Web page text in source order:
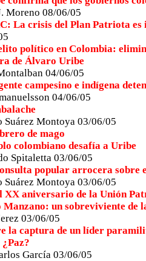
Moreno 08/06/05
La crisis del Plan Patriota
político en Colombia:
de Álvaro Uribe
04/06/05
campesino e indígena
04/06/05
Suárez Montoya 03/06/05
de mago
colombiano desafía a Uribe
Spitaletta 03/06/05
popular arrocera sobre
Suárez Montoya 03/06/05
XX aniversario de la Unión
un sobreviviente de
03/06/05
la captura de un líder
García 03/06/05